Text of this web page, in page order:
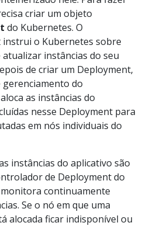
criar um objeto
do Kubernetes. O
instrui o Kubernetes sobre
instâncias do seu
de criar um Deployment,
gerenciamento do
as instâncias do
nesse Deployment para
em nós individuais do
instâncias do aplicativo são
de Deployment do
continuamente
Se o nó em que uma
alocada ficar indisponível ou